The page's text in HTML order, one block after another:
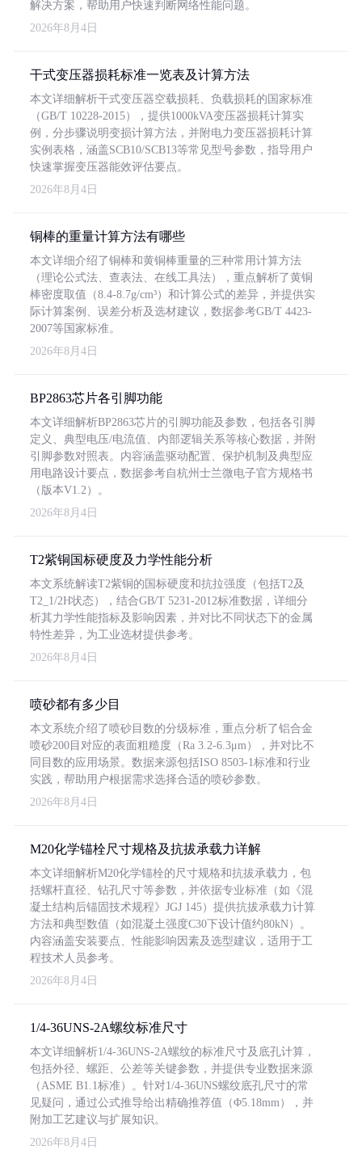
解决方案，帮助用户快速判断网络性能问题。
2026年8月4日
干式变压器损耗标准一览表及计算方法
本文详细解析干式变压器空载损耗、负载损耗的国家标准
（GB/T 10228-2015），提供1000kVA变压器损耗计算实
例，分步骤说明变损计算方法，并附电力变压器损耗计算
实例表格，涵盖SCB10/SCB13等常见型号参数，指导用户
快速掌握变压器能效评估要点。
2026年8月4日
铜棒的重量计算方法有哪些
本文详细介绍了铜棒和黄铜棒重量的三种常用计算方法
（理论公式法、查表法、在线工具法），重点解析了黄铜
棒密度取值（8.4-8.7g/cm³）和计算公式的差异，并提供实
际计算案例、误差分析及选材建议，数据参考GB/T 4423-
2007等国家标准。
2026年8月4日
BP2863芯片各引脚功能
本文详细解析BP2863芯片的引脚功能及参数，包括各引脚
定义、典型电压/电流值、内部逻辑关系等核心数据，并附
引脚参数对照表。内容涵盖驱动配置、保护机制及典型应
用电路设计要点，数据参考自杭州士兰微电子官方规格书
（版本V1.2）。
2026年8月4日
T2紫铜国标硬度及力学性能分析
本文系统解读T2紫铜的国标硬度和抗拉强度（包括T2及
T2_1/2H状态），结合GB/T 5231-2012标准数据，详细分
析其力学性能指标及影响因素，并对比不同状态下的金属
特性差异，为工业选材提供参考。
2026年8月4日
喷砂都有多少目
本文系统介绍了喷砂目数的分级标准，重点分析了铝合金
喷砂200目对应的表面粗糙度（Ra 3.2-6.3μm），并对比不
同目数的应用场景。数据来源包括ISO 8503-1标准和行业
实践，帮助用户根据需求选择合适的喷砂参数。
2026年8月4日
M20化学锚栓尺寸规格及抗拔承载力详解
本文详细解析M20化学锚栓的尺寸规格和抗拔承载力，包
括螺杆直径、钻孔尺寸等参数，并依据专业标准（如《混
凝土结构后锚固技术规程》JGJ 145）提供抗拔承载力计算
方法和典型数值（如混凝土强度C30下设计值约80kN）。
内容涵盖安装要点、性能影响因素及选型建议，适用于工
程技术人员参考。
2026年8月4日
1/4-36UNS-2A螺纹标准尺寸
本文详细解析1/4-36UNS-2A螺纹的标准尺寸及底孔计算，
包括外径、螺距、公差等关键参数，并提供专业数据来源
（ASME B1.1标准）。针对1/4-36UNS螺纹底孔尺寸的常
见疑问，通过公式推导给出精确推荐值（Φ5.18mm），并
附加工艺建议与扩展知识。
2026年8月4日